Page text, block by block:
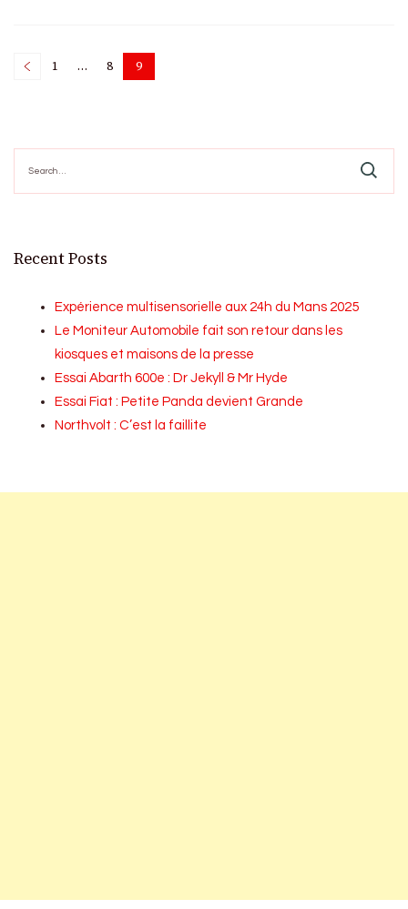
Posts
Page
1 … Page
8 Page
9
for:
Recent Posts
Expérience multisensorielle aux 24h du Mans 2025
Le Moniteur Automobile fait son retour dans les
kiosques et maisons de la presse
Essai Abarth 600e : Dr Jekyll & Mr Hyde
Essai Fiat : Petite Panda devient Grande
Northvolt : C’est la faillite